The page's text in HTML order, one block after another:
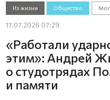
Из жизни Общество
17.07.2026 07:29
«Работали
этим»: Андрей
о студотрядах
и памяти